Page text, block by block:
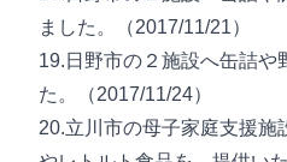
ました。（2017/11/21）
19.日野市の２施設へ缶詰や
た。（2017/11/24）
20.立川市の母子家庭支援施